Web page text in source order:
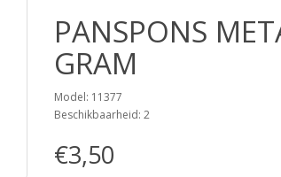
PANSPONS
GRAM
Model: 11377
Beschikbaarheid: 2
€3,50